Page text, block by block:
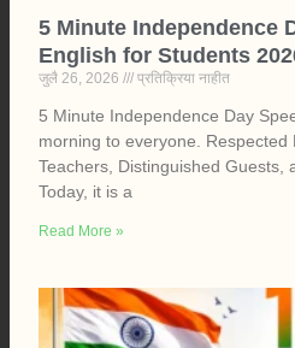
5 Minute Independence
English for Students
जुलै 26, 2026 प्रतिक्रिया नाहीत
5 Minute Independence Day
morning to everyone. Respected
Teachers, Distinguished Guests,
Today, it is a
Read More »